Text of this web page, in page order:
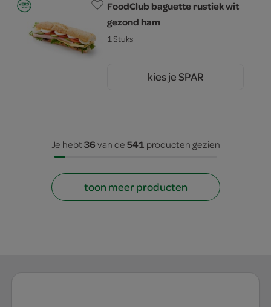
FoodClub baguette rustiek wit
gezond ham
1 Stuks
kies je SPAR
Je hebt 36 van de 541 producten gezien
toon meer producten